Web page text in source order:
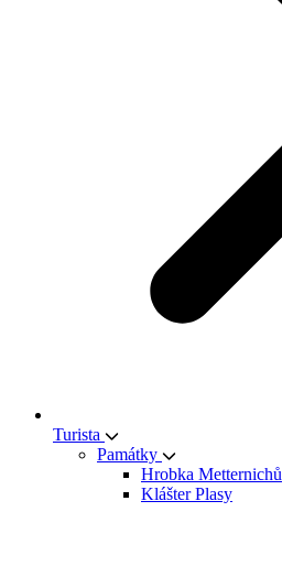
Turista
Památky
Hrobka Metternichů
Klášter Plasy